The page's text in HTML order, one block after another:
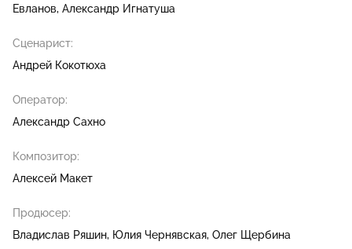
Евланов Александр Игнатуша
Сценарист:
Андрей Кокотюха
Оператор:
Александр Сахно
Композитор:
Алексей Макет
Продюсер:
Владислав Ряшин Юлия Чернявская Олег Щербина